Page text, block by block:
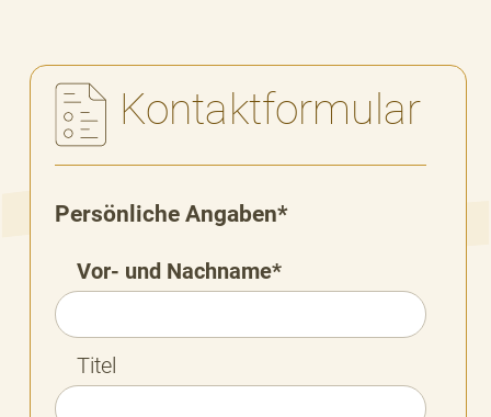
Kontaktformular
Persönliche Angaben*
Vor- und Nachname*
Titel